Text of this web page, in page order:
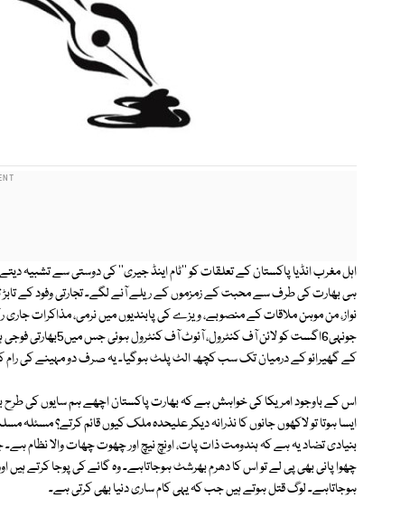
اہل مغرب انڈیا پاکستان کے تعلقات کو ''ٹام اینڈ جیری'' کی دوستی سے تشبیہ
ہی بھارت کی طرف سے محبت کے زمزموں کے ریلے آنے لگے۔ تجارتی وفود کے
نواز، من موہن ملاقات کے منصوبے، ویزے کی پابندیوں میں نرمی، مذاکرات
جونہی6اگست کو لائن
کے گھیرائو کے درمیان تک سب کچھ الٹ پلٹ ہوگیا۔ یہ صرف دو مہینے کی رام
اس کے باوجود امریکا کی خواہش ہے کہ بھارت پاکستان اچھے ہم سایوں کی
ایسا ہوتا تو لاکھوں جانوں کا نذرانہ دیکر علیحدہ ملک کیوں قائم کرتے؟ مسئلہ
بنیادی تضاد یہ ہے کہ ہندومت ذات پات، اونچ نیچ اور چھوت چھات والا نظام
چھوا پانی بھی پی لے تو اس کا دھرم بھرشٹ ہوجاتاہے۔ وہ گائے کی پوجا کرتے
ہوجاتاہے۔ لوگ قتل ہوتے ہیں جب کہ یہی کام ساری دنیا بھی کرتی ہے۔